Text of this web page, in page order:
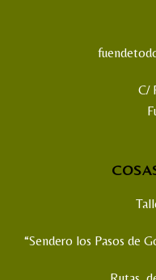
C/
“Sendero los Pasos de